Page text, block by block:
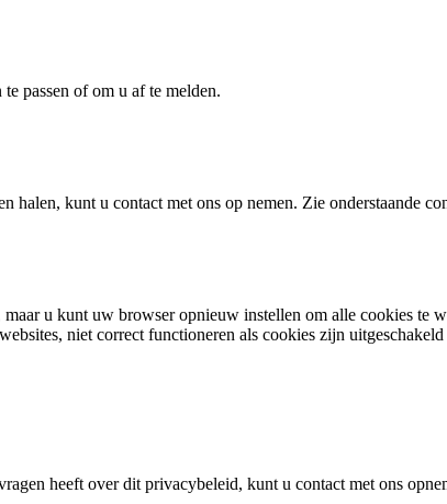
passen of om u af te melden.
kunt u contact met ons op nemen. Zie onderstaande
u kunt uw browser opnieuw instellen om alle cookies
niet correct functioneren als cookies zijn
heeft over dit privacybeleid, kunt u contact met ons